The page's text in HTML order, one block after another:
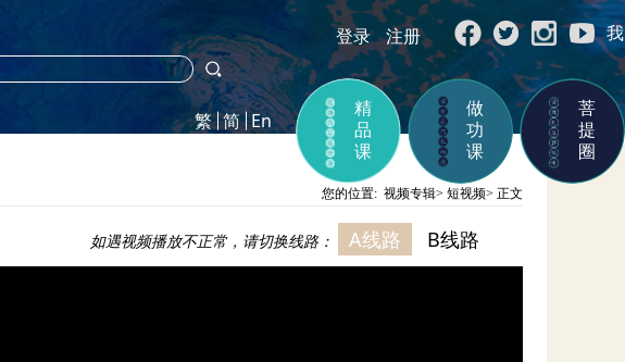
精
品
课
做
功
课
菩
提
圈
登录 注册
您的位置: 视频专辑> 短视频> 正文
如遇视频播放不正常，请切换线路： A线路 B线路